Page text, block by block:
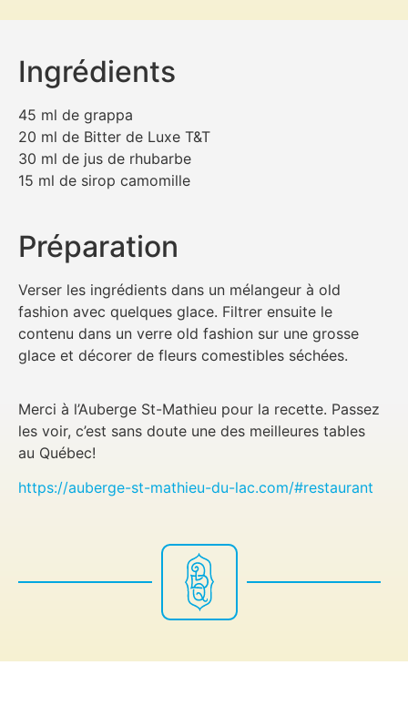
Ingrédients
45 ml de grappa
20 ml de Bitter de Luxe T&T
30 ml de jus de rhubarbe
15 ml de sirop camomille
Préparation
Verser les ingrédients dans un mélangeur à old
fashion avec quelques glace. Filtrer ensuite le
contenu dans un verre old fashion sur une grosse
glace et décorer de fleurs comestibles séchées.
Merci à l’Auberge St-Mathieu pour la recette. Passez
les voir, c’est sans doute une des meilleures tables
au Québec!
https://auberge-st-mathieu-du-lac.com/#restaurant